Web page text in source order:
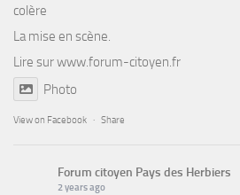
colère
La mise en scène.
Lire surwww.forum-citoyen.fr
Photo
View on Facebook · Share
Forum citoyen Pays des Herbiers
2 years ago